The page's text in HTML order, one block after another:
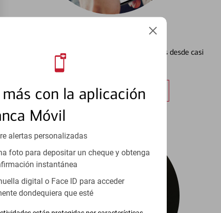
con la aplicación
Móvil
alertas personalizadas
foto para depositar un cheque y obtenga
instantánea
digital o Face ID para acceder
dondequiera que esté
Configurar Alertas³
Vea cómo mantener el control de sus finanzas desde casi
Obtener más información